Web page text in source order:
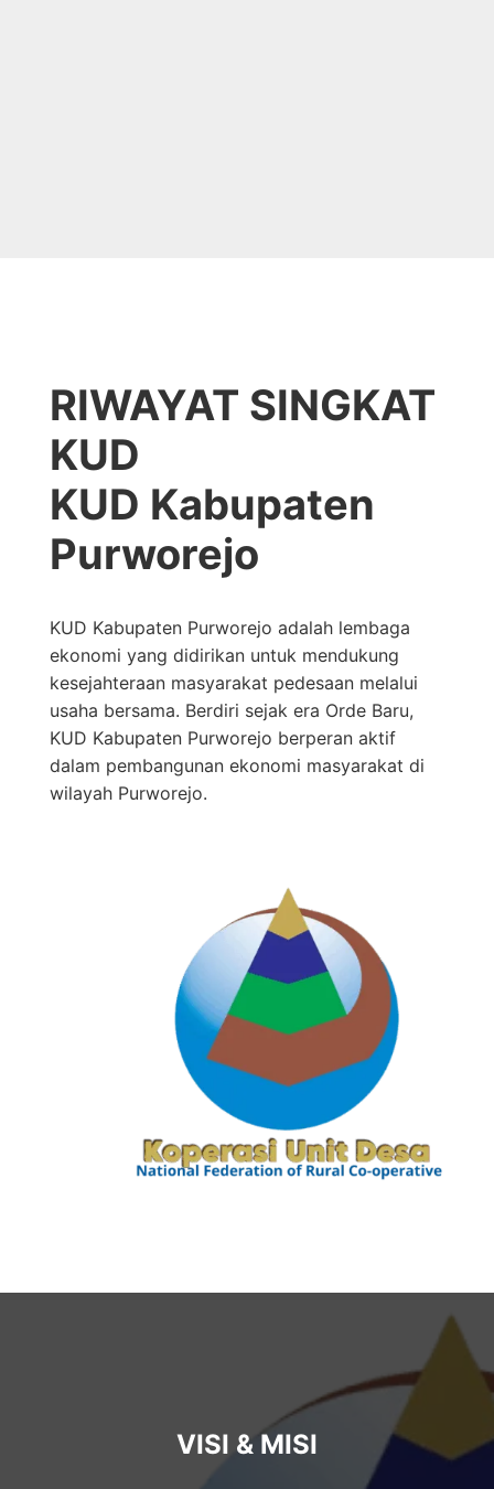
RIWAYAT SINGKAT
KUD
KUD Kabupaten
Purworejo
KUD Kabupaten Purworejo adalah lembaga
ekonomi yang didirikan untuk mendukung
kesejahteraan masyarakat pedesaan melalui
usaha bersama. Berdiri sejak era Orde Baru,
KUD Kabupaten Purworejo berperan aktif
dalam pembangunan ekonomi masyarakat di
wilayah Purworejo.
VISI & MISI